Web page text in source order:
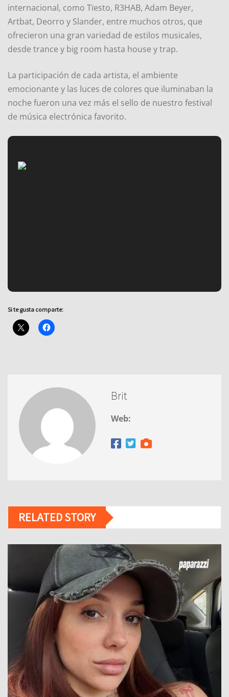
internacional, como Tïesto, R3HAB, Adam Beyer,
Artbat, Deorro y Slander, entre muchos otros, que
ofrecieron una gran variedad de estilos musicales,
desde trance y big room hasta house y trap.
La participación de cada artista, el ambiente
emocionante y las luces de colores que iluminaban la
noche fueron una vez más el sello de nuestro festival
de música electrónica favorito.
Si te gusta comparte:
Brit
Web:
RELATED STORY